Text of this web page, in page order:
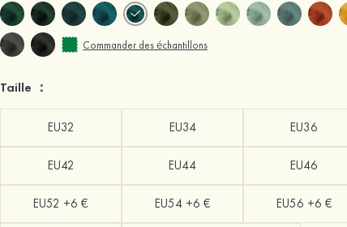
Commander des échantillons
Taille ：
EU32 EU34 EU36
EU42 EU44 EU46
EU52 +6 € EU54 +6 € EU56 +6 €